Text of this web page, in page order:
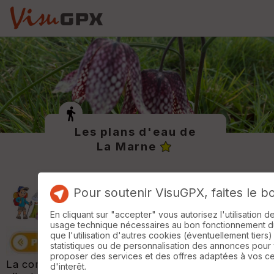
Les plans d'eau de
La Marne
La commune de La Marne propose trois circuits
Pour soutenir VisuGPX, faites le
En cliquant sur "accepter" vous autorisez l'utilisation
usage technique nécessaires au bon fonctionnement
que l'utilisation d'autres cookies (éventuellement
statistiques ou de personnalisation des annonces pour
proposer des services et des offres adaptées à vos
d'interêt.